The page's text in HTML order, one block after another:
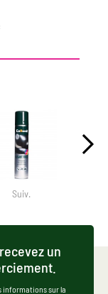
Suiv.
un
informations sur la